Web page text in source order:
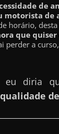
de
motorista de
horário,
que
perder a
eu diria